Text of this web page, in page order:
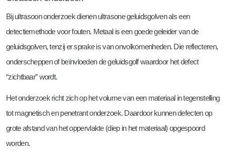
Bij ultrasoon onderzoek dienen ultrasone geluidsgolven als een
detectiemethode voor fouten. Metaal is een goede geleider van de
geluidsgolven, tenzij er sprake is van onvolkomenheden. Die reflecteren,
onderscheppen of beïnvloeden de geluidsgolf waardoor het defect
“zichtbaar” wordt.
Het onderzoek richt zich op het volume van een materiaal in tegenstelling
tot magnetisch en penetrant onderzoek. Daardoor kunnen defecten op
grote afstand van het oppervlakte (diep in het materiaal) opgespoord
worden.